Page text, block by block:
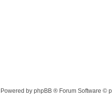
Powered by phpBB ® Forum Software ©